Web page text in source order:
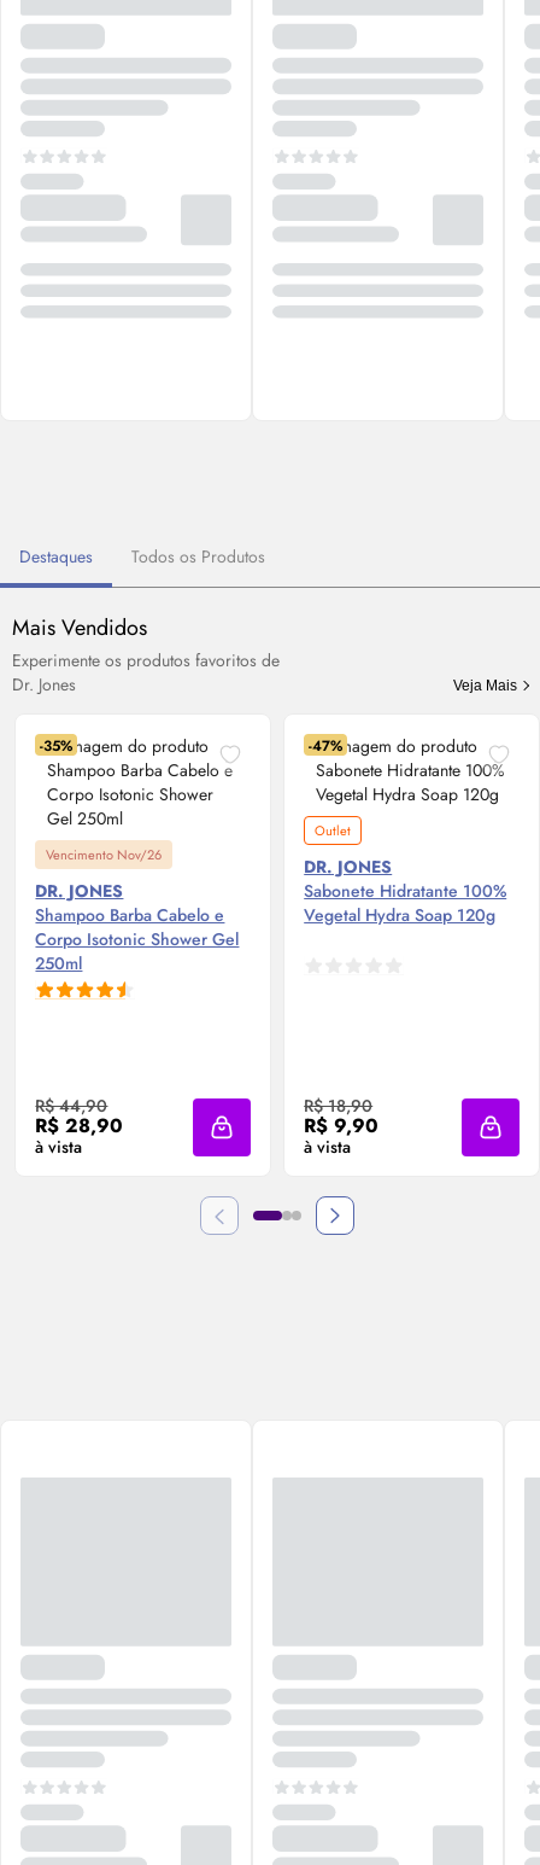
Destaques Todos os Produtos
Mais Vendidos
Experimente os produtos favoritos de
Dr. Jones
Veja Mais
-35%
Vencimento Nov/26
DR. JONES
Shampoo Barba Cabelo e
Corpo Isotonic Shower Gel
250ml
R$ 44,90
R$ 28,90
à vista Adicionar à sacola
-47%
Outlet
DR. JONES
Sabonete Hidratante 100%
Vegetal Hydra Soap 120g
R$ 18,90
R$ 9,90
à vista